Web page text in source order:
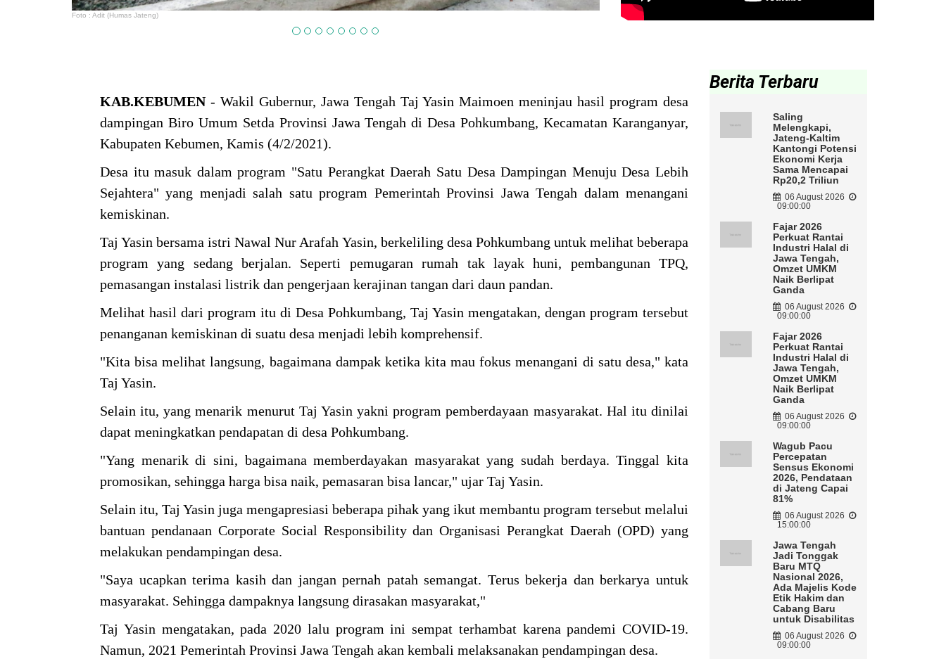
Foto : Adit (Humas Jateng)
KAB.KEBUMEN- Wakil Gubernur, Jawa Tengah Taj Yasin Maimoen meninjau hasil program desa
dampingan Biro Umum Setda Provinsi Jawa Tengah di Desa Pohkumbang, Kecamatan Karanganyar,
Kabupaten Kebumen, Kamis (4/2/2021).
Desa itu masuk dalam program "Satu Perangkat Daerah Satu Desa Dampingan Menuju Desa Lebih
Sejahtera" yang menjadi salah satu program Pemerintah Provinsi Jawa Tengah dalam menangani
kemiskinan.
Taj Yasin bersama istri Nawal Nur Arafah Yasin, berkeliling desa Pohkumbang untuk melihat beberapa
program yang sedang berjalan. Seperti pemugaran rumah tak layak huni, pembangunan TPQ,
pemasangan instalasi listrik dan pengerjaan kerajinan tangan dari daun pandan.
Melihat hasil dari program itu di Desa Pohkumbang, Taj Yasin mengatakan, dengan program tersebut
penanganan kemiskinan di suatu desa menjadi lebih komprehensif.
"Kita bisa melihat langsung, bagaimana dampak ketika kita mau fokus menangani di satu desa," kata
Taj Yasin.
Selain itu, yang menarik menurut Taj Yasin yakni program pemberdayaan masyarakat. Hal itu dinilai
dapat meningkatkan pendapatan di desa Pohkumbang.
"Yang menarik di sini, bagaimana memberdayakan masyarakat yang sudah berdaya. Tinggal kita
promosikan, sehingga harga bisa naik, pemasaran bisa lancar," ujar Taj Yasin.
Selain itu, Taj Yasin juga mengapresiasi beberapa pihak yang ikut membantu program tersebut melalui
bantuan pendanaan Corporate Social Responsibility dan Organisasi Perangkat Daerah (OPD) yang
melakukan pendampingan desa.
"Saya ucapkan terima kasih dan jangan pernah patah semangat. Terus bekerja dan berkarya untuk
masyarakat. Sehingga dampaknya langsung dirasakan masyarakat,"
Taj Yasin mengatakan, pada 2020 lalu program ini sempat terhambat karena pandemi COVID-19.
Namun, 2021 Pemerintah Provinsi Jawa Tengah akan kembali melaksanakan pendampingan desa.
Berita Terbaru
Saling
Melengkapi,
Jateng-Kaltim
Kantongi Potensi
Ekonomi Kerja
Sama Mencapai
Rp20,2 Triliun
06 August 2026
09:00:00
Fajar 2026
Perkuat Rantai
Industri Halal di
Jawa Tengah,
Omzet UMKM
Naik Berlipat
Ganda
06 August 2026
09:00:00
Fajar 2026
Perkuat Rantai
Industri Halal di
Jawa Tengah,
Omzet UMKM
Naik Berlipat
Ganda
06 August 2026
09:00:00
Wagub Pacu
Percepatan
Sensus Ekonomi
2026, Pendataan
di Jateng Capai
81%
06 August 2026
15:00:00
Jawa Tengah
Jadi Tonggak
Baru MTQ
Nasional 2026,
Ada Majelis Kode
Etik Hakim dan
Cabang Baru
untuk Disabilitas
06 August 2026
09:00:00